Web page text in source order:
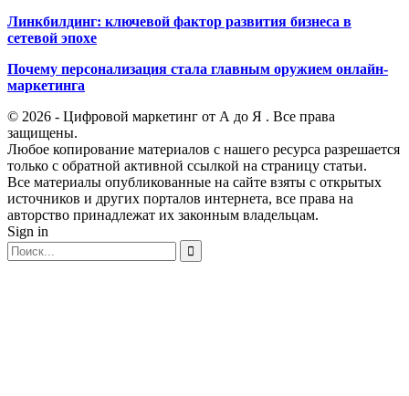
Линкбилдинг: ключевой фактор развития бизнеса в
сетевой эпохе
Почему персонализация стала главным оружием онлайн-
маркетинга
© 2026 - Цифровой маркетинг от А до Я . Все права
защищены.
Любое копирование материалов с нашего ресурса разрешается
только с обратной активной ссылкой на страницу статьи.
Все материалы опубликованные на сайте взяты с открытых
источников и других порталов интернета, все права на
авторство принадлежат их законным владельцам.
Sign in